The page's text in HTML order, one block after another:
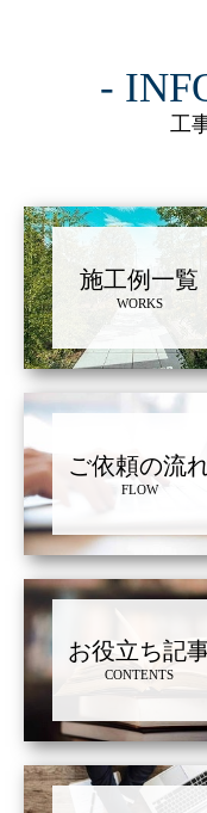
工
施工例一覧
WORKS
ご依頼の流
FLOW
お役立ち記
CONTENTS